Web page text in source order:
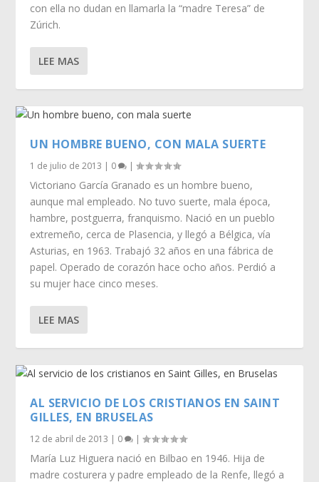
con ella no dudan en llamarla la “madre Teresa” de
Zúrich.
LEE MAS
UN HOMBRE BUENO, CON MALA SUERTE
1 de julio de 2013 | 0 |
Victoriano García Granado es un hombre bueno,
aunque mal empleado. No tuvo suerte, mala época,
hambre, postguerra, franquismo. Nació en un pueblo
extremeño, cerca de Plasencia, y llegó a Bélgica, vía
Asturias, en 1963. Trabajó 32 años en una fábrica de
papel. Operado de corazón hace ocho años. Perdió a
su mujer hace cinco meses.
LEE MAS
AL SERVICIO DE LOS CRISTIANOS EN SAINT
GILLES, EN BRUSELAS
12 de abril de 2013 | 0 |
María Luz Higuera nació en Bilbao en 1946. Hija de
madre costurera y padre empleado de la Renfe, llegó a